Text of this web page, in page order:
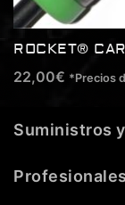
ROCKET®
22,00€ *Precios
Suministros
Profesionales